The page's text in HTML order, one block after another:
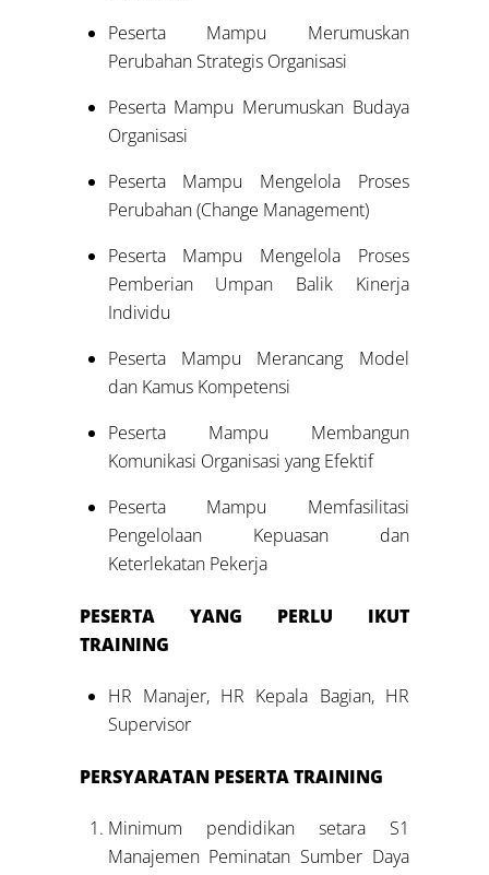
Peserta Mampu Merumuskan
Perubahan Strategis Organisasi
Peserta Mampu Merumuskan Budaya
Organisasi
Peserta Mampu Mengelola Proses
Perubahan (Change Management)
Peserta Mampu Mengelola Proses
Pemberian Umpan Balik Kinerja
Individu
Peserta Mampu Merancang Model
dan Kamus Kompetensi
Peserta Mampu Membangun
Komunikasi Organisasi yang Efektif
Peserta Mampu Memfasilitasi
Pengelolaan Kepuasan dan
Keterlekatan Pekerja
PESERTA YANG PERLU IKUT
TRAINING
HR Manajer, HR Kepala Bagian, HR
Supervisor
PERSYARATAN PESERTA TRAINING
Minimum pendidikan setara S1
Manajemen Peminatan Sumber Daya